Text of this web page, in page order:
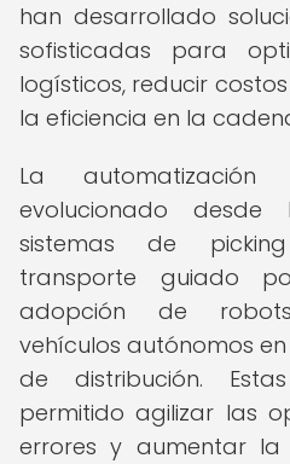
han desarrollado
sofisticadas para
logísticos, reducir
la eficiencia en la
La
evolucionado
sistemas de
transporte guiado
adopción de
vehículos autónomos
de distribución.
permitido agilizar las
errores y aumentar